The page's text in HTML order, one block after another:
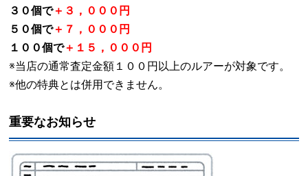
３０個で＋３，０００円
５０個で＋７，０００円
１００個で＋１５，０００円
※当店の通常査定金額１００円以上のルアーが対象です。
※他の特典とは併用できません。
重要なお知らせ